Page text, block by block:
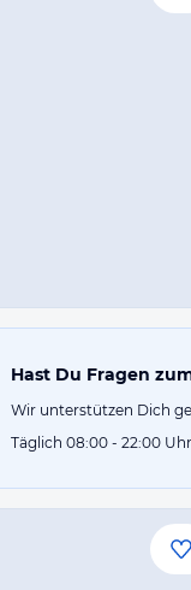
Hast Du Fragen
Wir unterstützen Dich
Täglich 08:00 - 22:00